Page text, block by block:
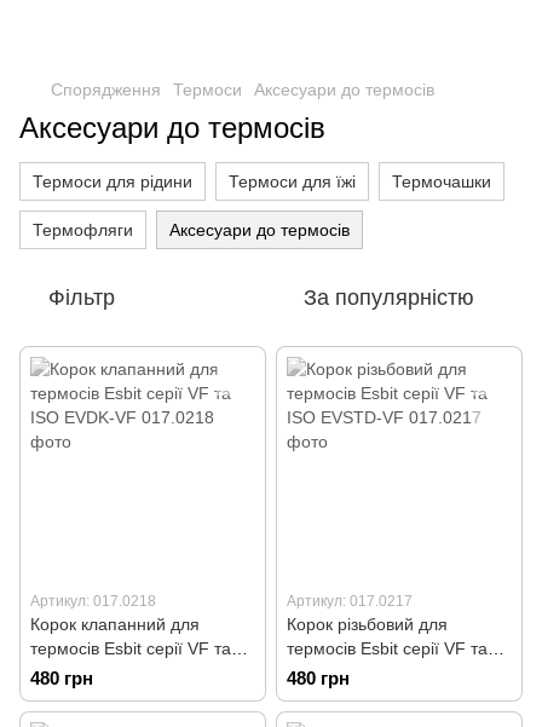
Спорядження Термоси Аксесуари до термосів
Аксесуари до термосів
Термоси для рідини Термоси для їжі Термочашки
Термофляги Аксесуари до термосів
Фільтр За популярністю
Артикул: 017.0218
Корок клапанний для
термосів Esbit серії VF та
ISO EVDK-VF
480 грн
Артикул: 017.0217
Корок різьбовий для
термосів Esbit серії VF та
ISO EVSTD-VF
480 грн